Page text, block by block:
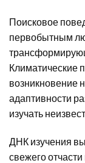
Поисковое
первобытным
Климатические
возникновение
адаптивности
изучать
ДНК изучения
свежего